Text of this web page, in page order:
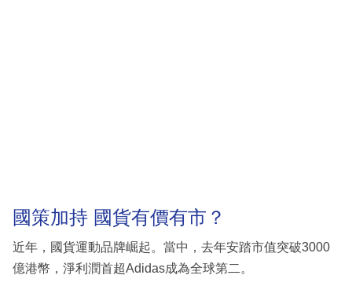
國策加持 國貨有價有市？
近年，國貨運動品牌崛起。當中，去年安踏市值突破3000
億港幣，淨利潤首超Adidas成為全球第二。